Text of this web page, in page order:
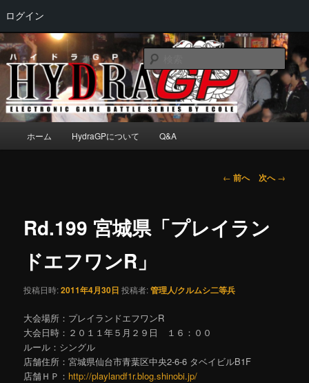
ログイン
メ
イ
ン
ン
テ
ン
HydraGP
Electronic game battle series by ECOLE
検
索
ホーム HydraGPについて Q&A
投
ビ
ン
← 前へ 次へ→
Rd.199 宮城県「プレイラン
ドエフワンR」
投稿日時:2011年4月30日 投稿者:管理人/クルムシ二等兵
大会場所：プレイランドエフワンR
大会日時：２０１１年５月２９日 １６：００
ルール：シングル
店舗住所：宮城県仙台市青葉区中央2-6-6 タベイビルB1F
店舗ＨＰ： http://playlandf1r.blog.shinobi.jp/